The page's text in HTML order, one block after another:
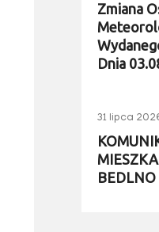
Zmiana
Dnia
31 lipca
BEDLNO